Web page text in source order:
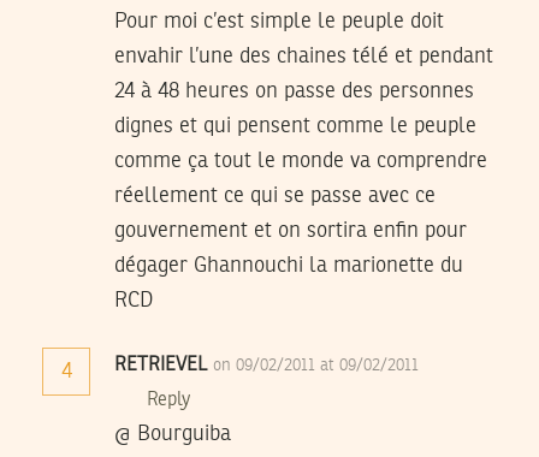
Pour moi c’est simple le peuple doit
envahir l’une des chaines télé et pendant
24 à 48 heures on passe des personnes
dignes et qui pensent comme le peuple
comme ça tout le monde va comprendre
réellement ce qui se passe avec ce
gouvernement et on sortira enfin pour
dégager Ghannouchi la marionette du
RCD
4 RETRIEVEL on 09/02/2011 at 09/02/2011
Reply
@ Bourguiba